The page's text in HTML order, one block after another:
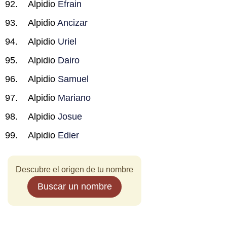
Alpidio Efrain
Alpidio Ancizar
Alpidio Uriel
Alpidio Dairo
Alpidio Samuel
Alpidio Mariano
Alpidio Josue
Alpidio Edier
Descubre el origen de tu nombre
Buscar un nombre